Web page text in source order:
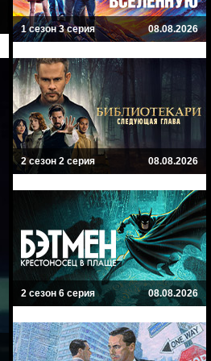
1 сезон 3 серия 08.08.2026
2 сезон 2 серия 08.08.2026
2 сезон 6 серия 08.08.2026